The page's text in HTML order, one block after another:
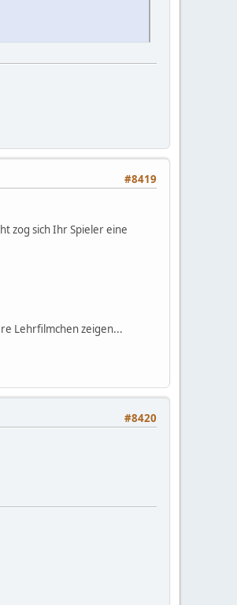
#8419
zog sich Ihr Spieler eine
Lehrfilmchen zeigen...
#8420